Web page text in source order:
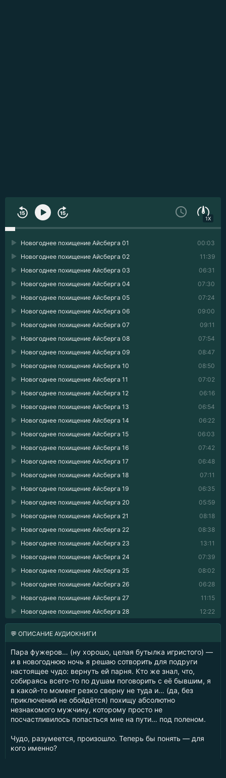
1X
00:03
Новогоднее похищение Айсберга 01
11:39
Новогоднее похищение Айсберга 02
06:31
Новогоднее похищение Айсберга 03
07:30
Новогоднее похищение Айсберга 04
07:24
Новогоднее похищение Айсберга 05
09:00
Новогоднее похищение Айсберга 06
09:11
Новогоднее похищение Айсберга 07
07:54
Новогоднее похищение Айсберга 08
08:47
Новогоднее похищение Айсберга 09
08:50
Новогоднее похищение Айсберга 10
07:02
Новогоднее похищение Айсберга 11
06:16
Новогоднее похищение Айсберга 12
06:54
Новогоднее похищение Айсберга 13
06:22
Новогоднее похищение Айсберга 14
06:03
Новогоднее похищение Айсберга 15
07:42
Новогоднее похищение Айсберга 16
06:48
Новогоднее похищение Айсберга 17
07:11
Новогоднее похищение Айсберга 18
06:35
Новогоднее похищение Айсберга 19
05:59
Новогоднее похищение Айсберга 20
08:18
Новогоднее похищение Айсберга 21
08:38
Новогоднее похищение Айсберга 22
13:11
Новогоднее похищение Айсберга 23
07:39
Новогоднее похищение Айсберга 24
08:02
Новогоднее похищение Айсберга 25
06:28
Новогоднее похищение Айсберга 26
11:15
Новогоднее похищение Айсберга 27
12:22
Новогоднее похищение Айсберга 28
💬 ОПИСАНИЕ АУДИОКНИГИ
Пара фужеров… (ну хорошо, целая бутылка игристого) —
и в новогоднюю ночь я решаю сотворить для подруги
настоящее чудо: вернуть ей парня. Кто же знал, что,
собираясь всего-то по душам поговорить с её бывшим, я
в какой-то момент резко сверну не туда и… (да, без
приключений не обойдётся) похищу абсолютно
незнакомого мужчину, которому просто не
посчастливилось попасться мне на пути… под поленом.
Чудо, разумеется, произошло. Теперь бы понять — для
кого именно?